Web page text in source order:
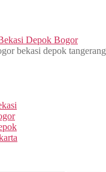
Depok Bogor
bekasi depok tangerang